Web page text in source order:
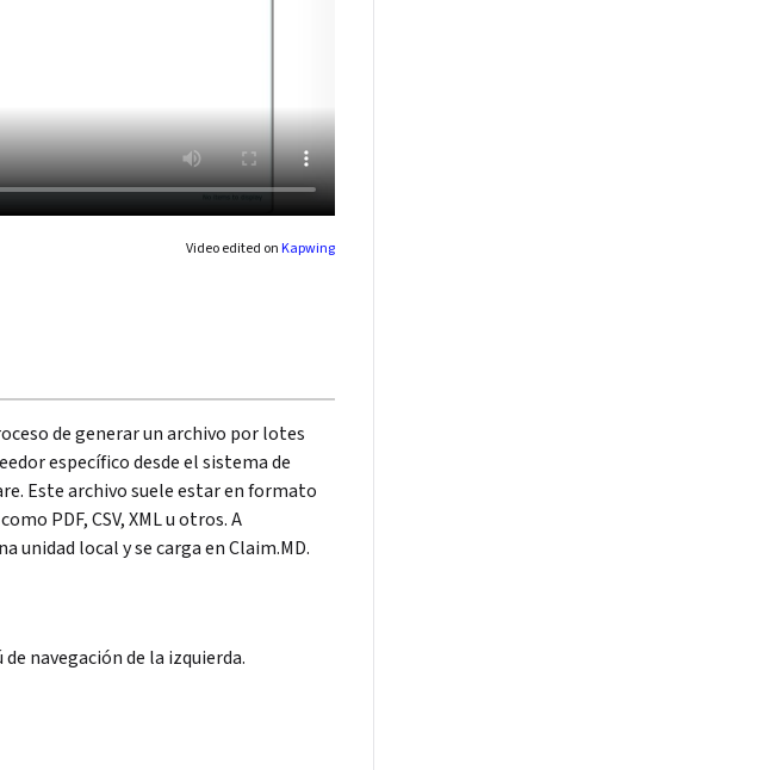
Video edited on Kapwing
de generar un archivo por lotes
específico desde el sistema de
Este archivo suele estar en formato
PDF, CSV, XML u otros. A
unidad local y se carga en Claim.MD.
navegación de la izquierda.